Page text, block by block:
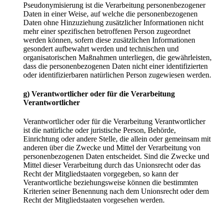
Pseudonymisierung ist die Verarbeitung personenbezogener
Daten in einer Weise, auf welche die personenbezogenen
Daten ohne Hinzuziehung zusätzlicher Informationen nicht
mehr einer spezifischen betroffenen Person zugeordnet
werden können, sofern diese zusätzlichen Informationen
gesondert aufbewahrt werden und technischen und
organisatorischen Maßnahmen unterliegen, die gewährleisten,
dass die personenbezogenen Daten nicht einer identifizierten
oder identifizierbaren natürlichen Person zugewiesen werden.
g) Verantwortlicher oder für die Verarbeitung
Verantwortlicher
Verantwortlicher oder für die Verarbeitung Verantwortlicher
ist die natürliche oder juristische Person, Behörde,
Einrichtung oder andere Stelle, die allein oder gemeinsam mit
anderen über die Zwecke und Mittel der Verarbeitung von
personenbezogenen Daten entscheidet. Sind die Zwecke und
Mittel dieser Verarbeitung durch das Unionsrecht oder das
Recht der Mitgliedstaaten vorgegeben, so kann der
Verantwortliche beziehungsweise können die bestimmten
Kriterien seiner Benennung nach dem Unionsrecht oder dem
Recht der Mitgliedstaaten vorgesehen werden.